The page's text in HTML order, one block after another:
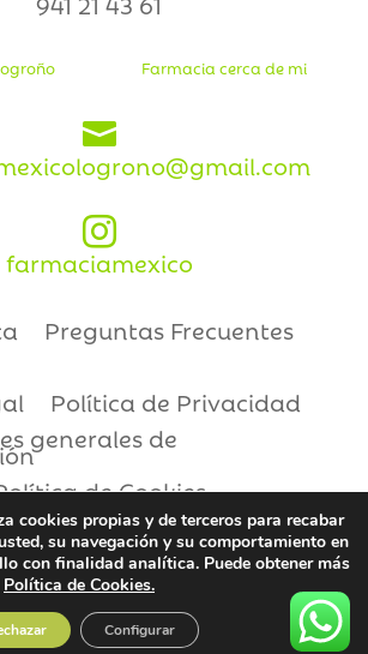
Farmacia cerca de mi


farmaciamexico
Preguntas Frecuentes
Política de Privacidad
generales de
de Cookies
© 2021 | Farmacia México
cookies propias y de terceros para recabar
su navegación y su comportamiento en
con finalidad analítica. Puede obtener más
Política de Cookies.
Configurar